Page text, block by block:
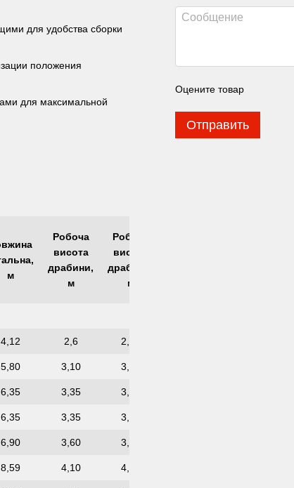
для удобства сборки
положения
для максимальной
м
Робоча
висота
драбини,
м
Робоча
висота
драбини,
м
4,12 2,6 2,60
5,80 3,10 3,10
6,35 3,35 3,35
6,35 3,35 3,35
6,90 3,60 3,60
8,59 4,10 4,10
Оцените товар
Отправить